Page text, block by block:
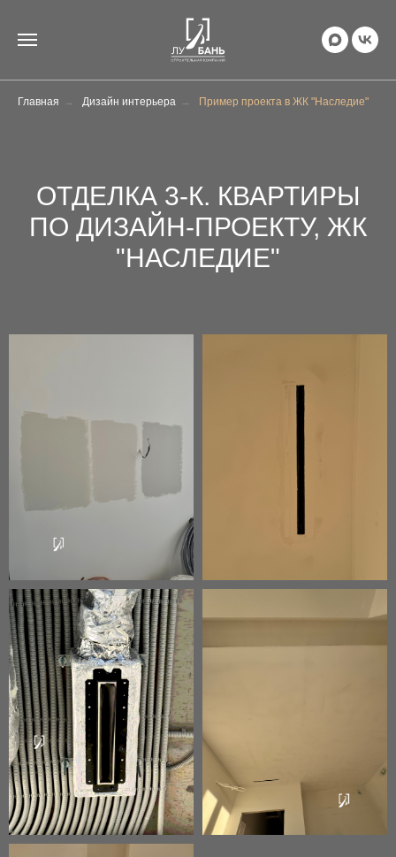
Главная → Дизайн интерьера → Пример проекта в ЖК "Наследие"
ОТДЕЛКА 3-К. КВАРТИРЫ
ПО ДИЗАЙН-ПРОЕКТУ, ЖК
"НАСЛЕДИЕ"